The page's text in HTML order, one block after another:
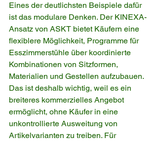
Eines der deutlichsten Beispiele dafür
ist das modulare Denken. Der KINEXA-
Ansatz von ASKT bietet Käufern eine
flexiblere Möglichkeit, Programme für
Esszimmerstühle über koordinierte
Kombinationen von Sitzformen,
Materialien und Gestellen aufzubauen.
Das ist deshalb wichtig, weil es ein
breiteres kommerzielles Angebot
ermöglicht, ohne Käufer in eine
unkontrollierte Ausweitung von
Artikelvarianten zu treiben. Für